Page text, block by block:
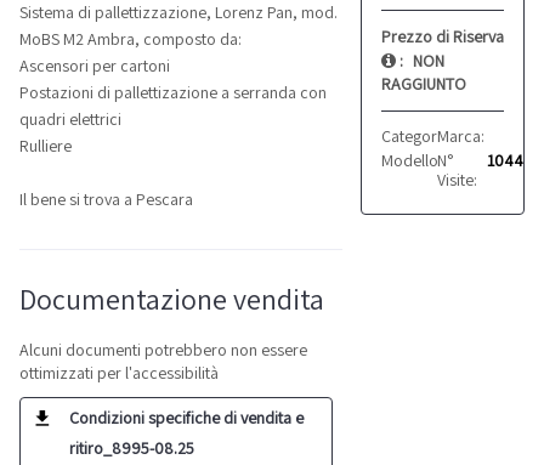
Prezzo di Riserva
: NON
RAGGIUNTO
Categoria: Altro
Marca:
Modello: MoBS M2
N°
Visite:
1044
Sistema di pallettizzazione, Lorenz Pan, mod.
MoBS M2 Ambra, composto da:
Ascensori per cartoni
Postazioni di pallettizazione a serranda con
quadri elettrici
Rulliere
Il bene si trova a Pescara
Documentazione vendita
Alcuni documenti potrebbero non essere
ottimizzati per l'accessibilità
Condizioni specifiche di vendita e
ritiro_8995-08.25